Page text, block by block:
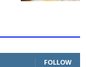
FOLLOW